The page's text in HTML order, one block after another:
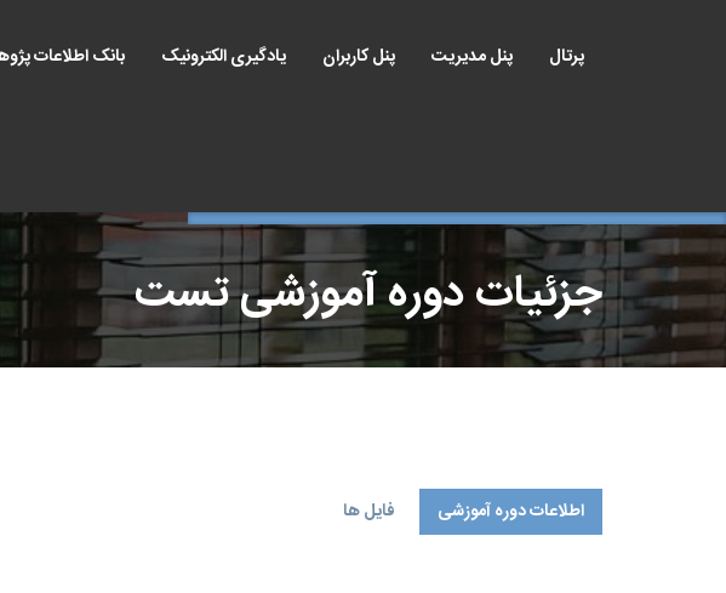
پرتال پنل مدیریت پنل کاربران یادگیری الکترونیک بانک اطلاعات
جزئیات دوره آموزشی تست
اطلاعات دوره آموزشی فایل ها